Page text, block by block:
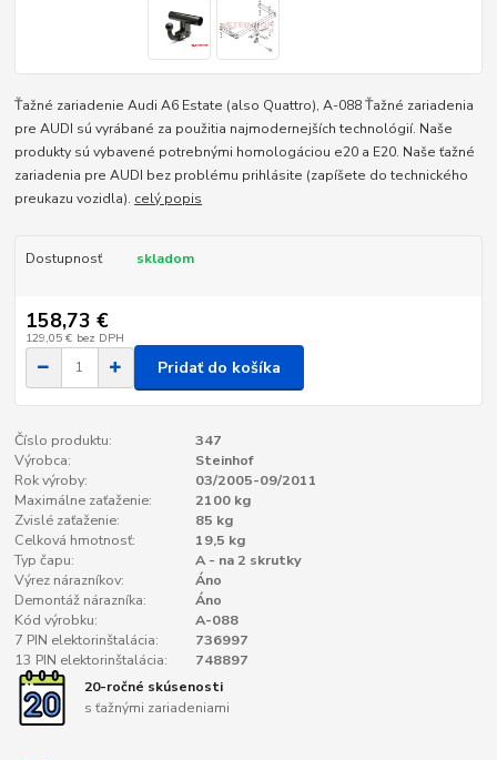
Ťažné zariadenie Audi A6 Estate (also Quattro), A-088 Ťažné zariadenia
pre AUDI sú vyrábané za použitia najmodernejších technológií. Naše
produkty sú vybavené potrebnými homologáciou e20 a E20. Naše ťažné
zariadenia pre AUDI bez problému prihlásite (zapíšete do technického
preukazu vozidla). celý popis
Dostupnosť skladom
158,73 €
129,05 € bez DPH
Pridať do košíka
Číslo produktu:
347
Výrobca:
Steinhof
Rok výroby:
03/2005-09/2011
Maximálne zaťaženie:
2100 kg
Zvislé zaťaženie:
85 kg
Celková hmotnosť:
19,5 kg
Typ čapu:
A - na 2 skrutky
Výrez nárazníkov:
Áno
Demontáž nárazníka:
Áno
Kód výrobku:
A-088
7 PIN elektorinštalácia:
736997
13 PIN elektorinštalácia:
748897
20-ročné skúsenosti
s ťažnými zariadeniami